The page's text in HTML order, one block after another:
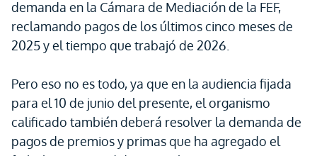
demanda en la Cámara de Mediación de la FEF,
reclamando pagos de los últimos cinco meses de
2025 y el tiempo que trabajó de 2026.
Pero eso no es todo, ya que en la audiencia fijada
para el 10 de junio del presente, el organismo
calificado también deberá resolver la demanda de
pagos de premios y primas que ha agregado el